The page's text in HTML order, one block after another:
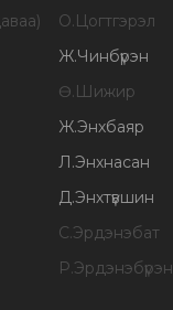
О.Цогтгэрэл
Ж.Чинбүрэн
Ө.Шижир
Ж.Энхбаяр
Л.Энхнасан
Д.Энхтүвшин
С.Эрдэнэбат
Р.Эрдэнэбүрэн